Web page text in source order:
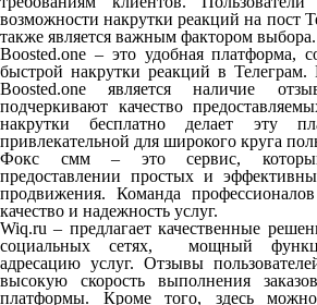
возможности накрутки реакций на пост
также является важным фактором выбора.
Boosted.one – это удобная платформа,
быстрой накрутки реакций в
Boosted.one является наличие
подчеркивают качество
накрутки бесплатно делает эту
привлекательной для широкого круга
Фокс смм – это сервис,
предоставлении простых и
продвижения. Команда
качество и надежность услуг.
Wiq.ru – предлагает качественные
социальных сетях, мощный
адресацию услуг. Отзывы
высокую скорость выполнения
платформы. Кроме того, здесь